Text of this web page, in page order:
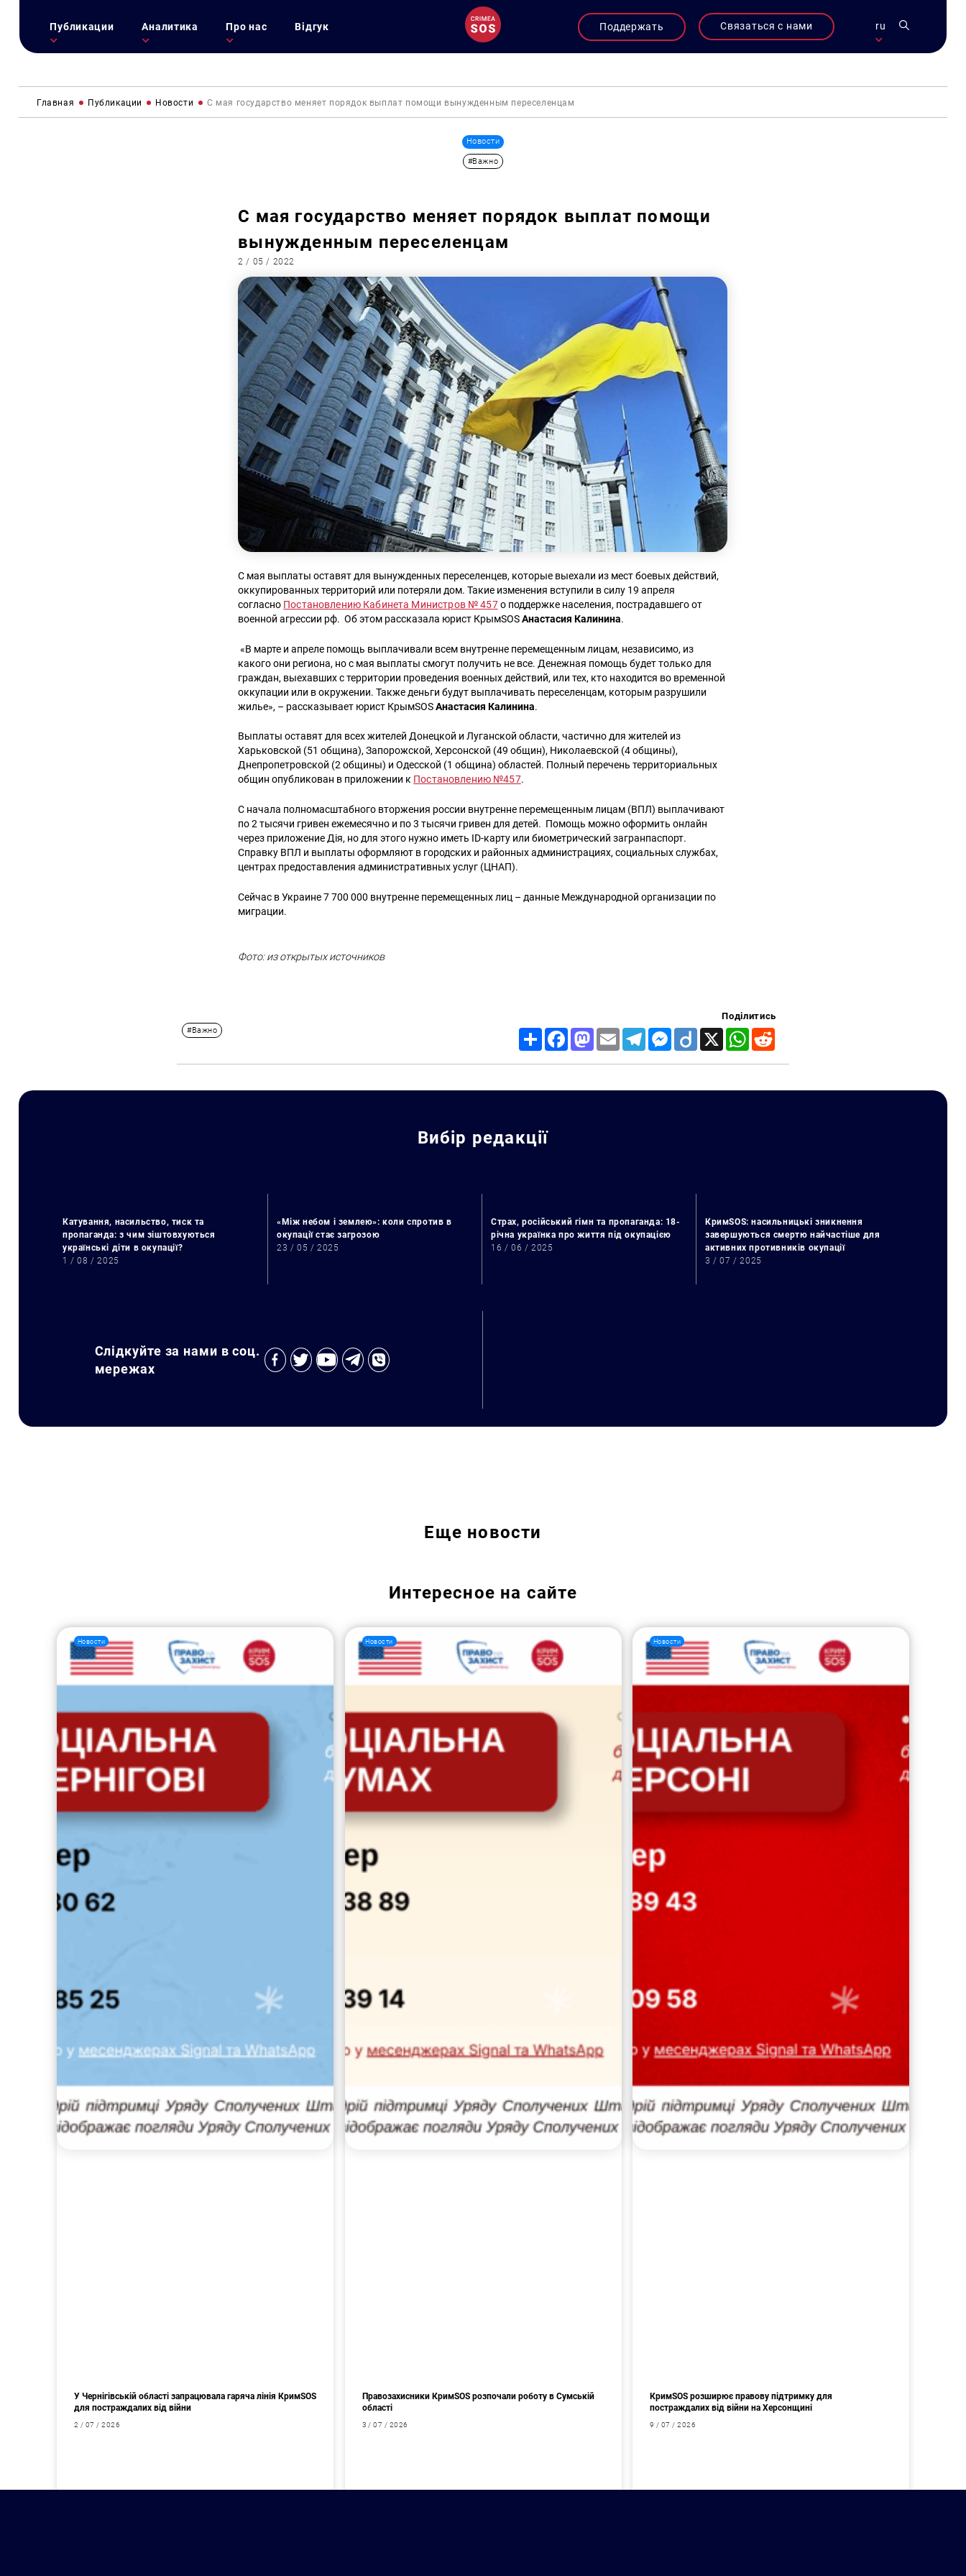
Публикации Аналитика Про нас Відгук Поддержать Связаться с нами ru
Искать:
Главная Публикации Новости С мая государство меняет порядок выплат помощи вынужденным переселенцам
Новости
#Важно
С мая государство меняет порядок выплат помощи
вынужденным переселенцам
2 / 05 / 2022
С мая выплаты оставят для вынужденных переселенцев, которые выехали из мест боевых действий,
оккупированных территорий или потеряли дом. Такие изменения вступили в силу 19 апреля
согласно Постановлению Кабинета Министров № 457о поддержке населения, пострадавшего от
военной агрессии рф. Об этом рассказала юрист КрымSOSАнастасия Калинина.
«В марте и апреле помощь выплачивали всем внутренне перемещенным лицам, независимо, из
какого они региона, но с мая выплаты смогут получить не все. Денежная помощь будет только для
граждан, выехавших с территории проведения военных действий, или тех, кто находится во временной
оккупации или в окружении. Также деньги будут выплачивать переселенцам, которым разрушили
жилье», – рассказывает юрист КрымSOSАнастасия Калинина.
Выплаты оставят для всех жителей Донецкой и Луганской области, частично для жителей из
Харьковской (51 община), Запорожской, Херсонской (49 общин), Николаевской (4 общины),
Днепропетровской (2 общины) и Одесской (1 община) областей. Полный перечень территориальных
общин опубликован в приложении к Постановлению №457.
С начала полномасштабного вторжения россии внутренне перемещенным лицам (ВПЛ) выплачивают
по 2 тысячи гривен ежемесячно и по 3 тысячи гривен для детей. Помощь можно оформить онлайн
через приложение Дія, но для этого нужно иметь ID-карту или биометрический загранпаспорт.
Справку ВПЛ и выплаты оформляют в городских и районных администрациях, социальных службах,
центрах предоставления административных услуг (ЦНАП).
Сейчас в Украине 7 700 000 внутренне перемещенных лиц – данные Международной организации по
миграции.
Фото: из открытых источников
#Важно
Поділитись
Share FacebookMastodon
Email TelegramMessenger
Diigo X WhatsApp
Вибір редакції
Катування, насильство, тиск та
пропаганда: з чим зіштовхуються
українські діти в окупації?
1 / 08 / 2025
«Між небом і землею»: коли спротив в
окупації стає загрозою
23 / 05 / 2025
Страх, російський гімн та пропаганда: 18-
річна українка про життя під окупацією
16 / 06 / 2025
КримSOS: насильницькі зникнення
завершуються смертю найчастіше для
активних противників окупації
3 / 07 / 2025
Слідкуйте за нами в соц.
мережах
Еще новости
Интересное на сайте
Новости
У Чернігівській області запрацювала гаряча лінія КримSOS
для постраждалих від війни
2 / 07 / 2026
Новости
Правозахисники КримSOS розпочали роботу в Сумській
області
3 / 07 / 2026
Новости
КримSOS розширює правову підтримку для
постраждалих від війни на Херсонщині
9 / 07 / 2026